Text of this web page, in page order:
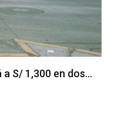
S/ 1,300 en dos…